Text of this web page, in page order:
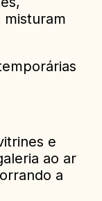
misturam
e
ao ar
a